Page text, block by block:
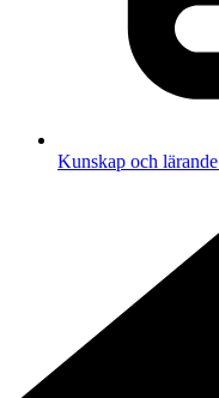
Kunskap och lärande